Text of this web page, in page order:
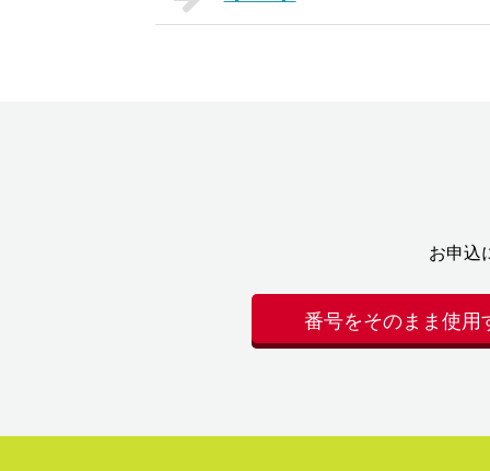
お申込
番号をそのまま使用